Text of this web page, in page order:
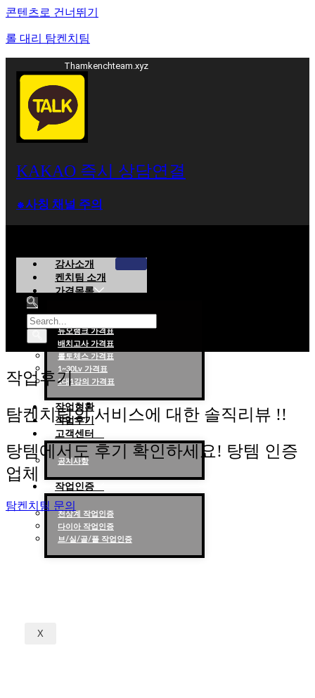
콘텐츠로 건너뛰기
롤 대리 탐켄치팀
Thamkenchteam.xyz
KAKAO 즉시 상담연결
⁕사칭 채널 주의
강사소개
켄치팀 소개
가격목록
듀오랭크 가격표
배치고사 가격표
롤토체스 가격표
1~30Lv 가격표
1대1강의 가격표
작업현황
작업후기
고객센터
공지사항
작업인증
천상계 작업인증
다이아 작업인증
브/실/골/플 작업인증
X
작업후기
탐켄치팀의 서비스에 대한 솔직리뷰 !!
탕템에서도 후기 확인하세요! 탕템 인증
업체
탐켄치팀 문의